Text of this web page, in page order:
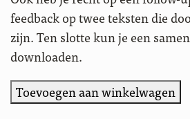
feedback op twee teksten die
zijn. Ten slotte kun je een
downloaden.
Cursus
schrijven
Toevoegen aan winkelwagen